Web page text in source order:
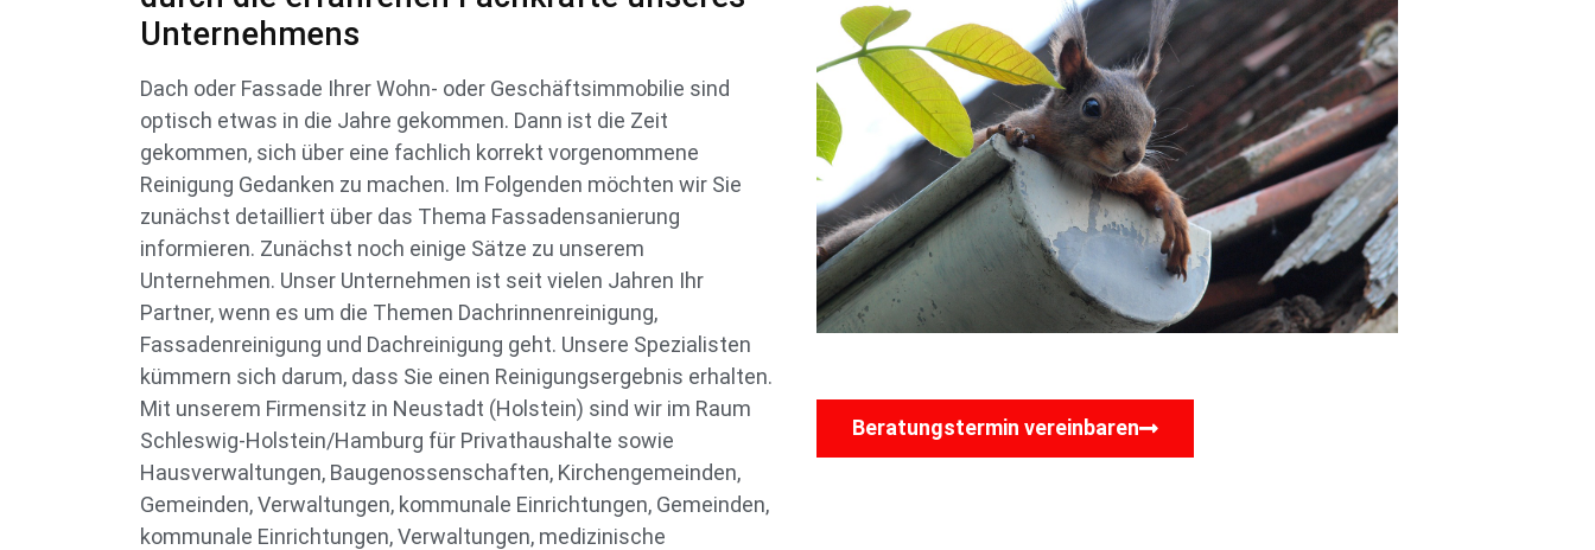
Unternehmens
Dach oder Fassade Ihrer Wohn- oder Geschäftsimmobilie sind
optisch etwas in die Jahre gekommen. Dann ist die Zeit
gekommen, sich über eine fachlich korrekt vorgenommene
Reinigung Gedanken zu machen. Im Folgenden möchten wir Sie
zunächst detailliert über das Thema Fassadensanierung
informieren. Zunächst noch einige Sätze zu unserem
Unternehmen. Unser Unternehmen ist seit vielen Jahren Ihr
Partner, wenn es um die Themen Dachrinnenreinigung,
Fassadenreinigung und Dachreinigung geht. Unsere Spezialisten
kümmern sich darum, dass Sie einen Reinigungsergebnis erhalten.
Mit unserem Firmensitz in Neustadt (Holstein) sind wir im Raum
Schleswig-Holstein/Hamburg für Privathaushalte sowie
Hausverwaltungen, Baugenossenschaften, Kirchengemeinden,
Gemeinden, Verwaltungen, kommunale Einrichtungen, Gemeinden,
kommunale Einrichtungen, Verwaltungen, medizinische
Beratungstermin vereinbaren